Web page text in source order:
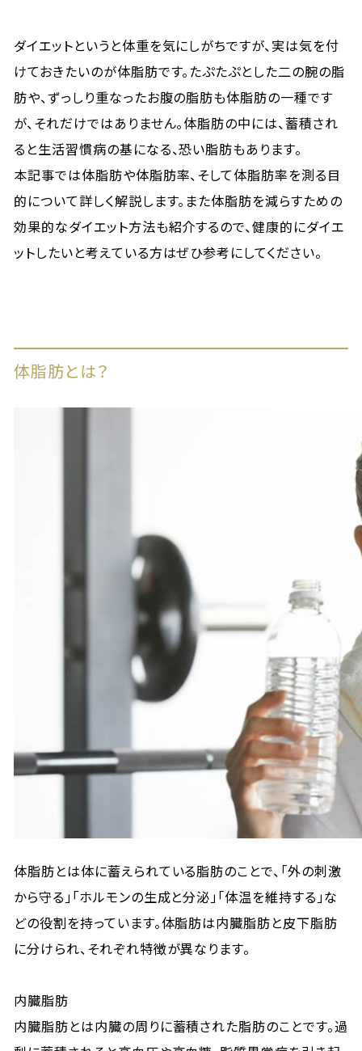
ダイエットというと体重を気にしがちですが、実は気を付
けておきたいのが体脂肪です。たぷたぷとした二の腕の脂
肪や、ずっしり重なったお腹の脂肪も体脂肪の一種です
が、それだけではありません。体脂肪の中には、蓄積され
ると生活習慣病の基になる、恐い脂肪もあります。
本記事では体脂肪や体脂肪率、そして体脂肪率を測る目
的について詳しく解説します。また体脂肪を減らすための
効果的なダイエット方法も紹介するので、健康的にダイエ
ットしたいと考えている方はぜひ参考にしてください。
体脂肪とは？
体脂肪とは体に蓄えられている脂肪のことで、「外の刺激
から守る」「ホルモンの生成と分泌」「体温を維持する」な
どの役割を持っています。体脂肪は内臓脂肪と皮下脂肪
に分けられ、それぞれ特徴が異なります。
内臓脂肪
内臓脂肪とは内臓の周りに蓄積された脂肪のことです。過